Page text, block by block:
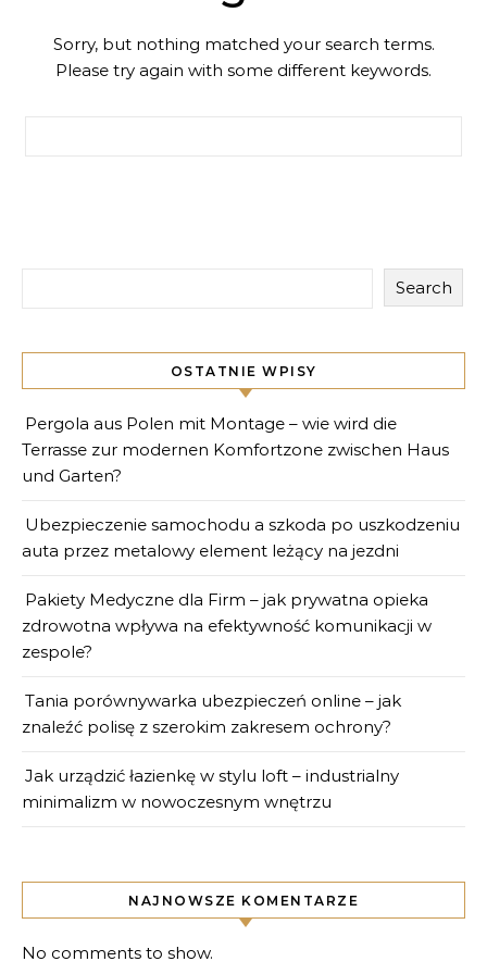
Sorry, but nothing matched your search terms.
Please try again with some different keywords.
Search
OSTATNIE WPISY
Pergola aus Polen mit Montage – wie wird die
Terrasse zur modernen Komfortzone zwischen Haus
und Garten?
Ubezpieczenie samochodu a szkoda po uszkodzeniu
auta przez metalowy element leżący na jezdni
Pakiety Medyczne dla Firm – jak prywatna opieka
zdrowotna wpływa na efektywność komunikacji w
zespole?
Tania porównywarka ubezpieczeń online – jak
znaleźć polisę z szerokim zakresem ochrony?
Jak urządzić łazienkę w stylu loft – industrialny
minimalizm w nowoczesnym wnętrzu
NAJNOWSZE KOMENTARZE
No comments to show.